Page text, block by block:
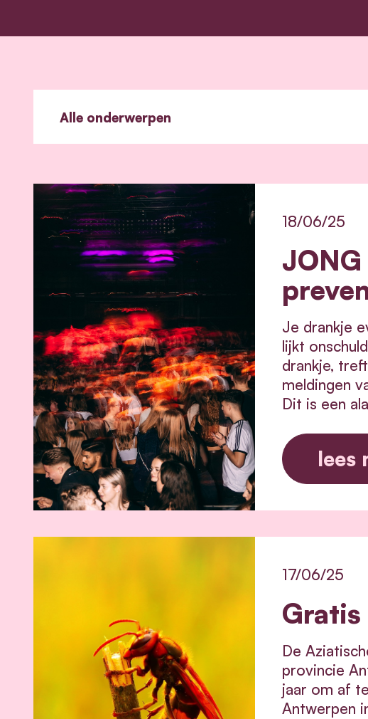
18/06/25
Je drankje
lijkt
drankje,
meldingen
Dit is een
lees
17/06/25
De
provincie
jaar om af
Antwerpen